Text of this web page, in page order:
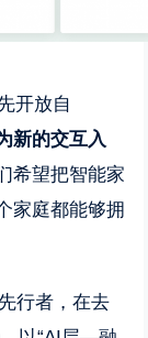
开放自
新的交互入
希望把智能家
家庭都能够拥
者，在去